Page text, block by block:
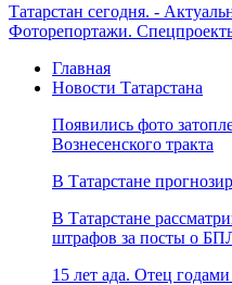
Татарстан сегодня. -
Фоторепортажи.
Главная
Новости Татарстана
Появились фото
Вознесенского тракта
В Татарстане
В Татарстане
штрафов за посты о
15 лет ада. Отец